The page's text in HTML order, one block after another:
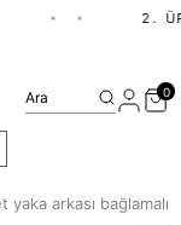
2.⁠
Ara 0
yaka arkası